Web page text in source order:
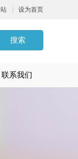
设为首页
搜索
联系我们